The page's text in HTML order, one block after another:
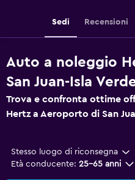
Sedi Recensioni
Auto a noleggio
San Juan-Isla
Trova e confronta ottime
Hertz a Aeroporto di San
Stesso luogo di riconsegna
Età conducente: 25-65 anni